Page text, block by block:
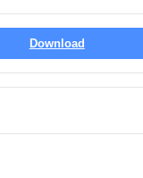
Download